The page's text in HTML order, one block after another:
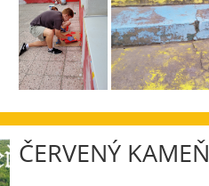
ČERVENÝ KAMEŇ